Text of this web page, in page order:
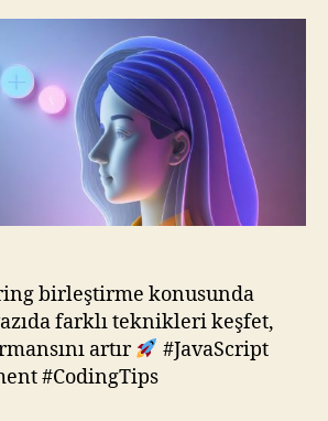
Hangi
için
birleştirme konusunda
farklı teknikleri keşfet,
artır
#JavaScript
#CodingTips